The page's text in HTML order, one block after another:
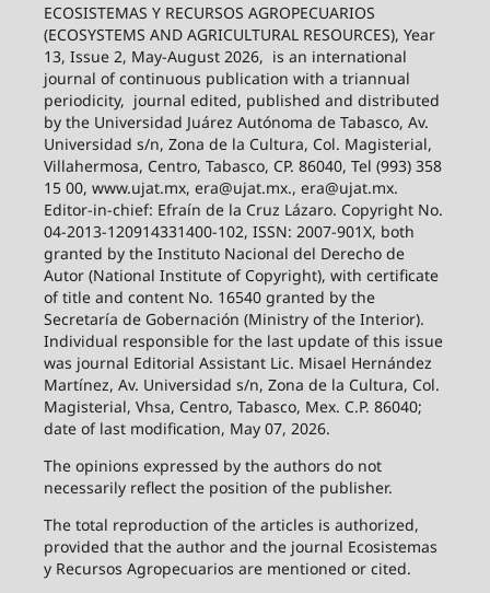
ECOSISTEMAS Y RECURSOS AGROPECUARIOS
(ECOSYSTEMS AND AGRICULTURAL RESOURCES), Year
13, Issue 2, May-August 2026, is an international
journal of continuous publication with a triannual
periodicity, journal edited, published and distributed
by the Universidad Juárez Autónoma de Tabasco, Av.
Universidad s/n, Zona de la Cultura, Col. Magisterial,
Villahermosa, Centro, Tabasco, CP. 86040, Tel (993) 358
15 00, www.ujat.mx, era@ujat.mx., era@ujat.mx.
Editor-in-chief: Efraín de la Cruz Lázaro. Copyright No.
04-2013-120914331400-102, ISSN: 2007-901X, both
granted by the Instituto Nacional del Derecho de
Autor (National Institute of Copyright), with certificate
of title and content No. 16540 granted by the
Secretaría de Gobernación (Ministry of the Interior).
Individual responsible for the last update of this issue
was journal Editorial Assistant Lic. Misael Hernández
Martínez, Av. Universidad s/n, Zona de la Cultura, Col.
Magisterial, Vhsa, Centro, Tabasco, Mex. C.P. 86040;
date of last modification, May 07, 2026.
The opinions expressed by the authors do not
necessarily reflect the position of the publisher.
The total reproduction of the articles is authorized,
provided that the author and the journal Ecosistemas
y Recursos Agropecuarios are mentioned or cited.